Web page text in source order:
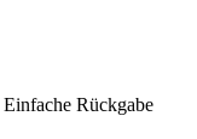
Einfache Rückgabe